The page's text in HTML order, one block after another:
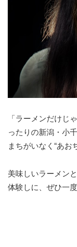
「ラーメンだけ
ったりの新潟・小
まちがいなく“あお
美味しいラーメン
体験しに、ぜひ一